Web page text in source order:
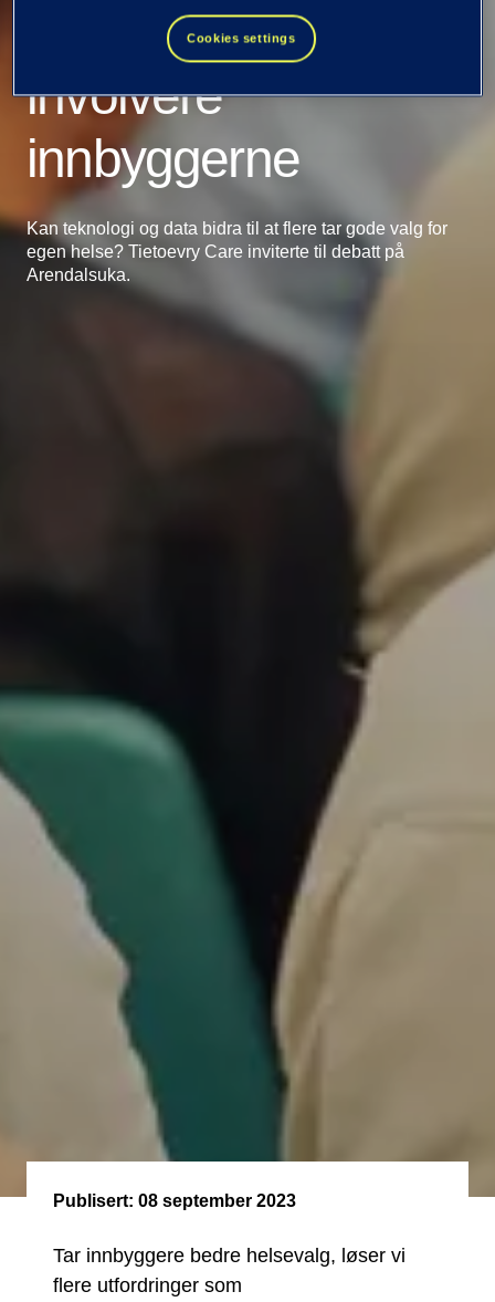
helsevesen må
involvere
innbyggerne
Kan teknologi og data bidra til at flere tar gode valg for
egen helse? Tietoevry Care inviterte til debatt på
Arendalsuka.
Publisert: 08 september 2023
Tar innbyggere bedre helsevalg, løser vi
flere utfordringer som
Cookies settings